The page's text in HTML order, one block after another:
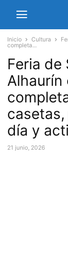
Inicio Cultura
completa...
Feria de
Alhaurín
día y
21 junio, 2026